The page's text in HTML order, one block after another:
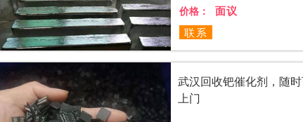
价格：
面议
联系
武汉回收钯催化剂，随
上门